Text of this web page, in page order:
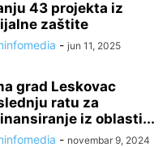
43 projekta iz
zaštite
- jun 11, 2025
grad Leskovac
ratu za
iz oblasti...
- novembar 9, 2024